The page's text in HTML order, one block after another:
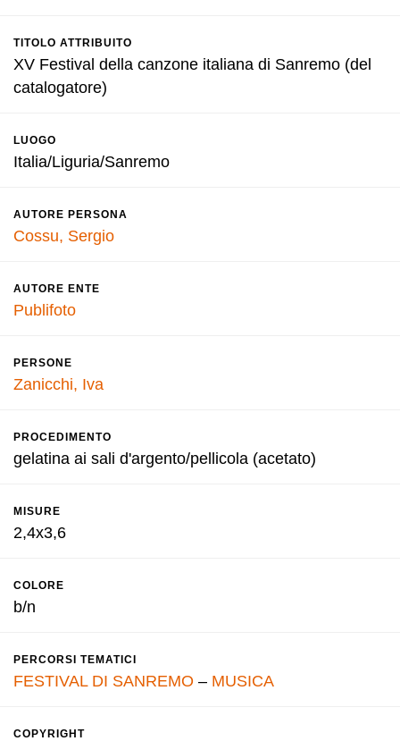
TITOLO ATTRIBUITO
XV Festival della canzone italiana di Sanremo (del
catalogatore)
LUOGO
Italia/Liguria/Sanremo
AUTORE PERSONA
Cossu, Sergio
AUTORE ENTE
Publifoto
PERSONE
Zanicchi, Iva
PROCEDIMENTO
gelatina ai sali d'argento/pellicola (acetato)
MISURE
2,4x3,6
COLORE
b/n
PERCORSI TEMATICI
FESTIVAL DI SANREMO – MUSICA
COPYRIGHT